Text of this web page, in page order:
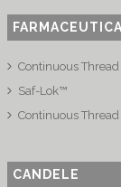
Continuous
Saf-Lok™
Continuous
CANDELE